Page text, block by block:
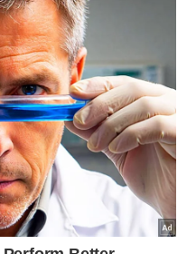
virus 'West
di Israel
sup daging
gelombang haba
Celsius